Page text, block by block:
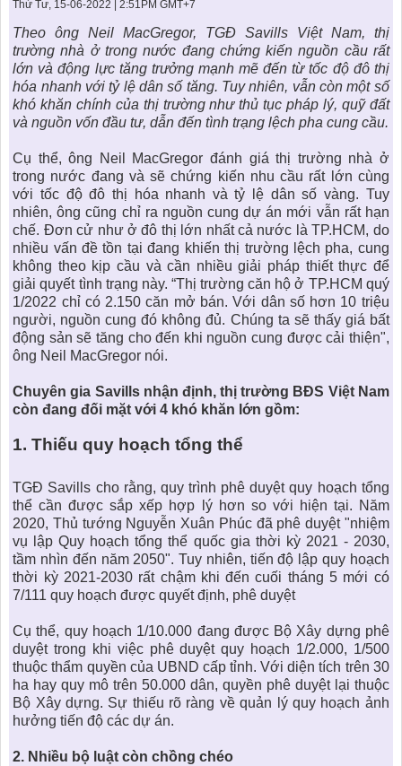
THÀNH ĐÔNG VỚI XÃ HÔI
BẮC
THƯ VIỆN PHÁP LUẬT
LIÊN HỆ & GIẢI ĐÁP
KIẾN TRÚC & PHONG THUỶ
TIN TỨC CÔNG TY
TIN TỨC TỔNG HỢP
Thứ Tư, 15-06-2022 | 2:51PM GMT+7
Theo ông Neil MacGregor, TGĐ Savills Việt Nam, thị
trường nhà ởtrong nước đang chứng kiến nguồn cầu rất
lớn và động lực tăng trưởng mạnh mẽ đến từ tốc độ đô thị
hóa nhanh với tỷ lệ dân số tăng. Tuy nhiên, vẫn còn một số
khó khăn chính của thị trường như thủ tục pháp lý, quỹ đất
và nguồn vốn đầu tư, dẫn đến tình trạng lệch pha cung cầu.
Cụ thể, ông Neil MacGregor đánh giá thị trường nhà ở
trong nước đang và sẽ chứng kiến nhu cầu rất lớn cùng
với tốc độ đô thị hóa nhanh và tỷ lệ dân số vàng. Tuy
nhiên, ông cũng chỉ ra nguồn cung dự án mới vẫn rất hạn
chế. Đơn cử như ở đô thị lớn nhất cả nước là TP.HCM, do
nhiều vấn đề tồn tại đang khiến thị trường lệch pha, cung
không theo kịp cầu và cần nhiều giải pháp thiết thực để
giải quyết tình trạng này. “Thị trường căn hộ ở TP.HCM quý
1/2022 chỉ có 2.150 căn mở bán. Với dân số hơn 10 triệu
người, nguồn cung đó không đủ. Chúng ta sẽ thấy giá bất
động sản sẽ tăng cho đến khi nguồn cung được cải thiện",
ông Neil MacGregor nói.
Chuyên gia Savills nhận định,thị trường BĐS Việt Nam
còn đang đối mặt với 4 khó khăn lớn gồm:
1.Thiếu quy hoạch tổng thể
TGĐ Savills cho rằng, quy trình phê duyệt quy hoạch tổng
thể cần được sắp xếp hợp lý hơn so với hiện tại. Năm
2020, Thủ tướng Nguyễn Xuân Phúc đã phê duyệt "nhiệm
vụ lập Quy hoạch tổng thể quốc gia thời kỳ 2021 - 2030,
tầm nhìn đến năm 2050". Tuy nhiên, tiến độ lập quy hoạch
thời kỳ 2021-2030 rất chậm khi đến cuối tháng 5 mới có
7/111 quy hoạch được quyết định, phê duyệt
Cụ thể, quy hoạch 1/10.000 đang được Bộ Xây dựng phê
duyệt trong khi việc phê duyệt quy hoạch 1/2.000, 1/500
thuộc thẩm quyền của UBND cấp tỉnh. Với diện tích trên 30
ha hay quy mô trên 50.000 dân, quyền phê duyệt lại thuộc
Bộ Xây dựng. Sự thiếu rõ ràng về quản lý quy hoạch ảnh
hưởng tiến độ các dự án.
2. Nhiều bộ luật còn chồng chéo